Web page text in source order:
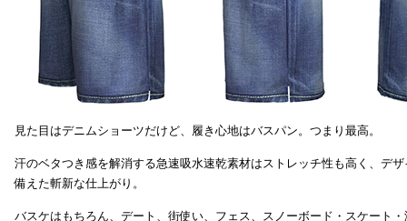
見た目はデニムショーツだけど、履き心地はバスパン。つまり最高。
汗のベタつき感を解消する急速吸水速乾素材はストレッチ性も高く、デ
備えた斬新な仕上がり。
バスケはもちろん、デート、街使い、フェス、スノーボード・スケート